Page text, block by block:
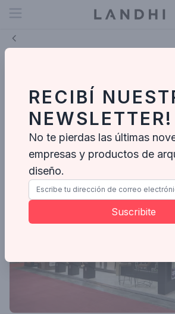
Open menu
internacionales más
la industria
MUCHTEK
Feb 15, 2026
RECIBÍ
NEWSLETTER!
No te pierdas las últimas
empresas y productos de
diseño.
Suscribite